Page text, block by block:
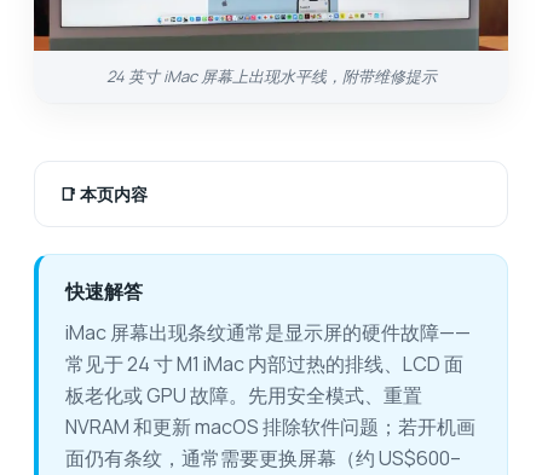
24 英寸 iMac 屏幕上出现水平线，附带维修提示
📑 本页内容
快速解答
iMac 屏幕出现条纹通常是显示屏的硬件故障——
常见于 24 寸 M1 iMac 内部过热的排线、LCD 面
板老化或 GPU 故障。先用安全模式、重置
NVRAM 和更新 macOS 排除软件问题；若开机画
面仍有条纹，通常需要更换屏幕（约 US$600–